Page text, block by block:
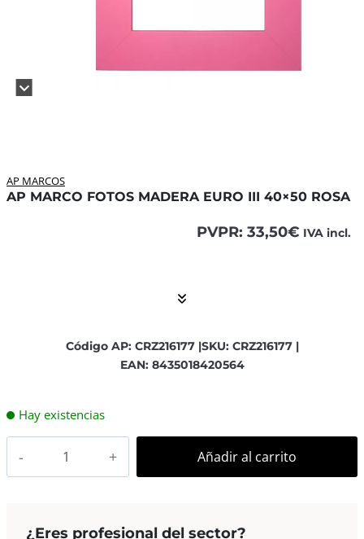
AP MARCOS
AP MARCO FOTOS MADERA EURO III 40×50 ROSA
PVPR: 33,50€ IVA incl.
Código AP: CRZ216177 |SKU: CRZ216177 |
EAN: 8435018420564
Hay existencias
Euro
Añadir al carrito
¿Eres profesional del sector?